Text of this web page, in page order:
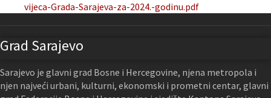
vijeca-Grada-Sarajeva-za-2024.-godinu.pdf
Grad Sarajevo
Sarajevo je glavni grad Bosne i Hercegovine, njena metropola i
njen najveći urbani, kulturni, ekonomski i prometni centar, glavni